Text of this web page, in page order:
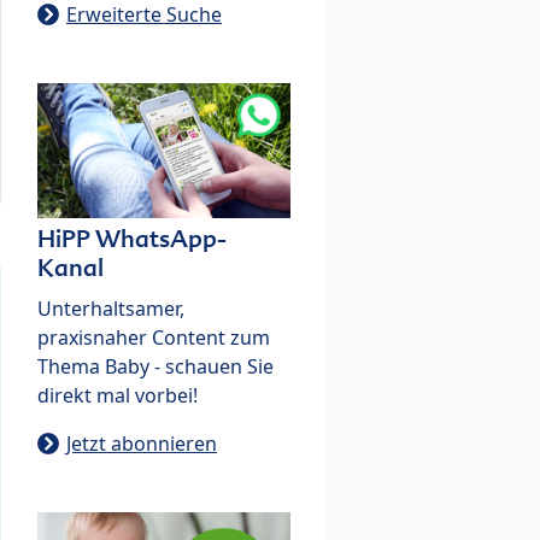
Erweiterte Suche
HiPP WhatsApp-
Kanal
Unterhaltsamer,
praxisnaher Content zum
Thema Baby - schauen Sie
direkt mal vorbei!
Jetzt abonnieren